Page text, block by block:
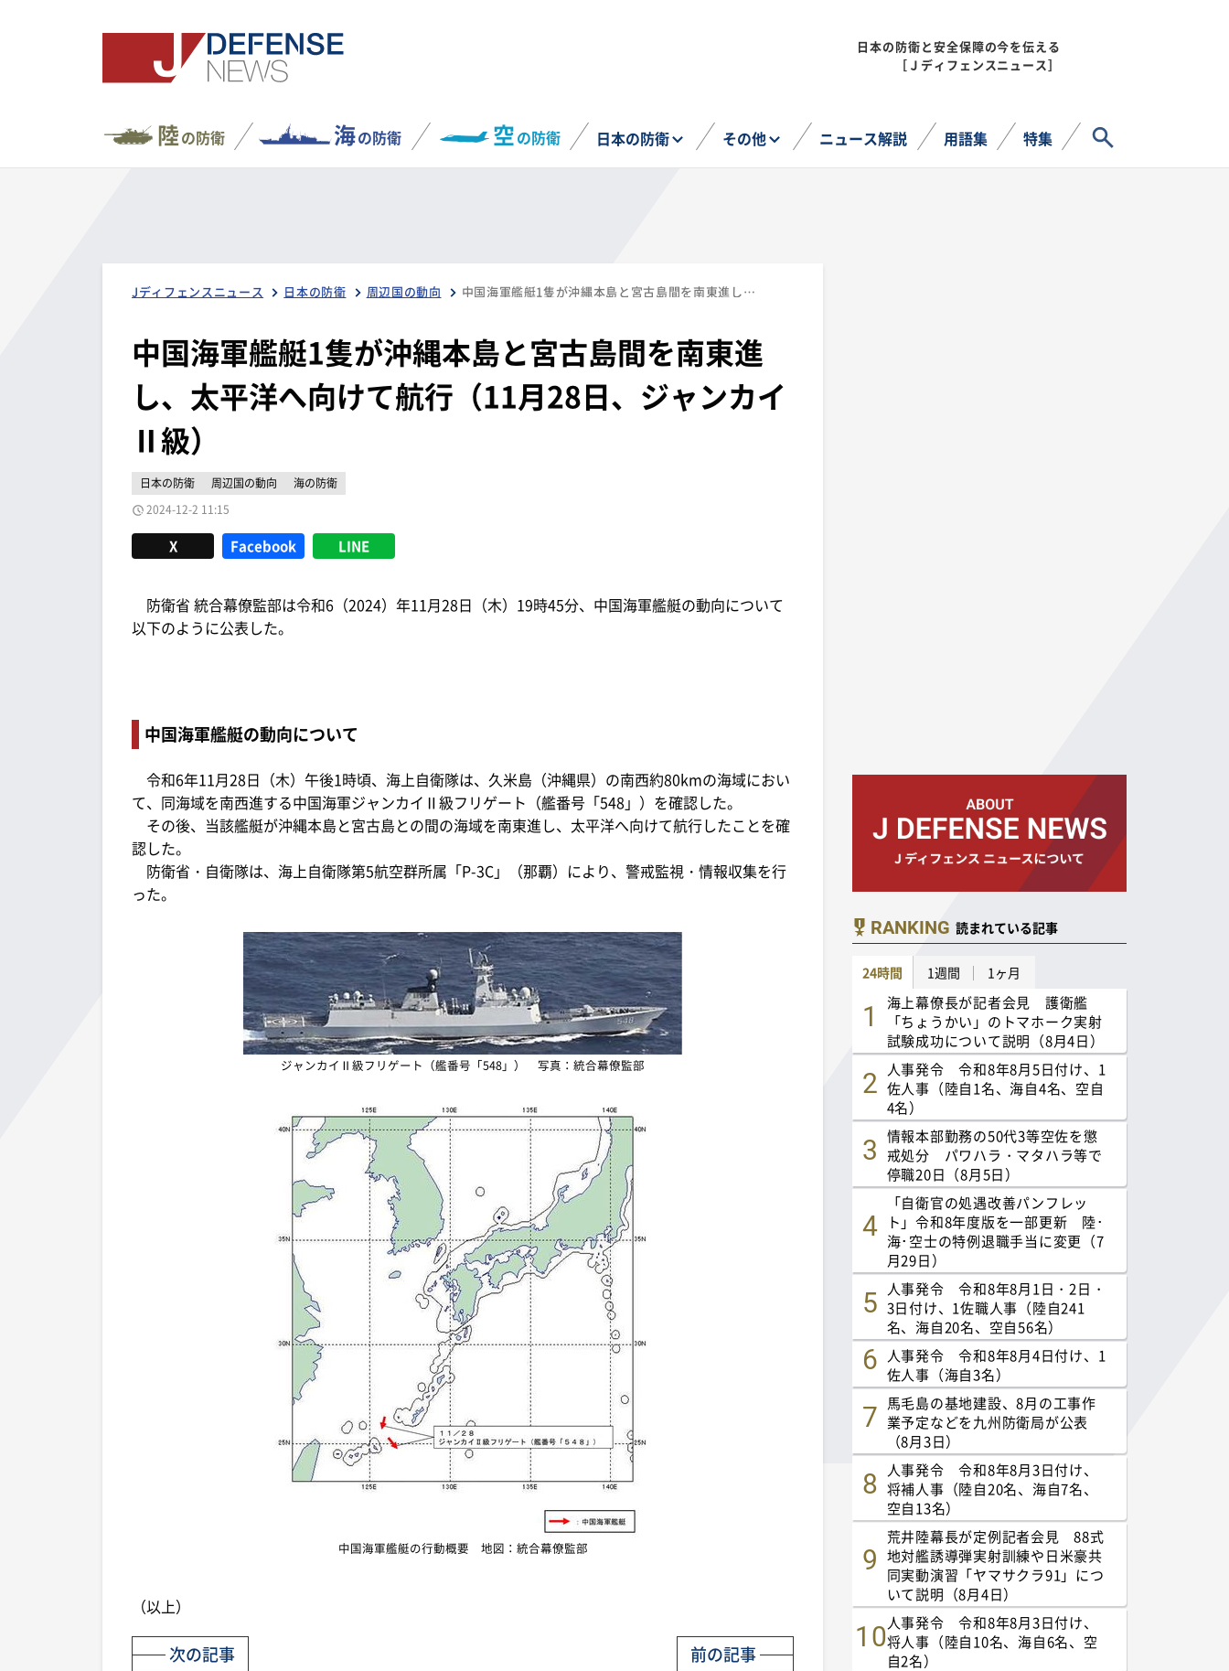
日本の防衛と安全保障の今を伝える
［Ｊディフェンスニュース］
陸の防衛 海の防衛 空の防衛 日本の防衛 その他 ニュース解説 用語集 特集
Jディフェンスニュース 日本の防衛 周辺国の動向 中国海軍艦艇1隻が沖縄本島と宮古島間を南東進し、太平洋へ向けて航行（11月28日、ジャンカイⅡ級）
中国海軍艦艇1隻が沖縄本島と宮古島間を南東進
し、太平洋へ向けて航行（11月28日、ジャンカイ
Ⅱ級）
日本の防衛 周辺国の動向
海の防衛
2024-12-2 11:15
X Facebook LINE
防衛省 統合幕僚監部は令和6（2024）年11月28日（木）19時45分、中国海軍艦艇の動向について
以下のように公表した。
中国海軍艦艇の動向について
令和6年11月28日（木）午後1時頃、海上自衛隊は、久米島（沖縄県）の南西約80kmの海域におい
て、同海域を南西進する中国海軍ジャンカイⅡ級フリゲート（艦番号「548」）を確認した。
その後、当該艦艇が沖縄本島と宮古島との間の海域を南東進し、太平洋へ向けて航行したことを確
認した。
防衛省・自衛隊は、海上自衛隊第5航空群所属「P-3C」（那覇）により、警戒監視・情報収集を行
った。
ジャンカイⅡ級フリゲート（艦番号「548」） 写真：統合幕僚監部
中国海軍艦艇の行動概要 地図：統合幕僚監部
（以上）
前の記事
次の記事
RANKING 読まれている記事
24時間 1週間 1ヶ月
海上幕僚長が記者会見 護衛艦
「ちょうかい」のトマホーク実射
試験成功について説明（8月4日）
人事発令 令和8年8月5日付け、1
佐人事（陸自1名、海自4名、空自
4名）
情報本部勤務の50代3等空佐を懲
戒処分 パワハラ・マタハラ等で
停職20日（8月5日）
「自衛官の処遇改善パンフレッ
ト」令和8年度版を一部更新 陸･
海･空士の特例退職手当に変更（7
月29日）
人事発令 令和8年8月1日・2日・
3日付け、1佐職人事（陸自241
名、海自20名、空自56名）
人事発令 令和8年8月4日付け、1
佐人事（海自3名）
馬毛島の基地建設、8月の工事作
業予定などを九州防衛局が公表
（8月3日）
人事発令 令和8年8月3日付け、
将補人事（陸自20名、海自7名、
空自13名）
荒井陸幕長が定例記者会見 88式
地対艦誘導弾実射訓練や日米豪共
同実動演習「ヤマサクラ91」につ
いて説明（8月4日）
人事発令 令和8年8月3日付け、
将人事（陸自10名、海自6名、空
自2名）